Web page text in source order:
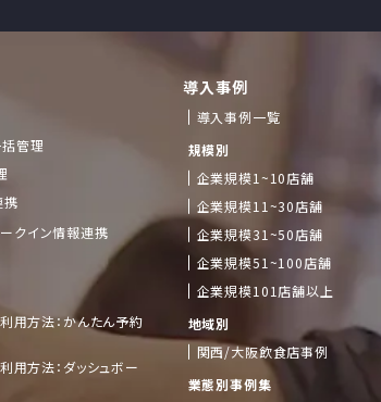
括管理
携
クイン情報連携
利用方法：かんたん予約
用方法：ダッシュボー
導入事例
導入事例一覧
規模別
企業規模1~10店舗
企業規模11~30店舗
企業規模31~50店舗
企業規模51~100店舗
企業規模101店舗以上
地域別
関西/大阪飲食店事例
業態別事例集